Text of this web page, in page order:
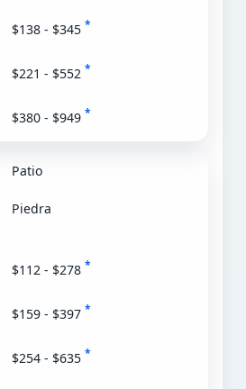
$138 - $345 *
$221 - $552 *
$380 - $949 *
Patio
Piedra
$112 - $278 *
$159 - $397 *
$254 - $635 *